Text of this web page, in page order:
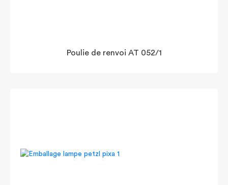
Poulie de renvoi AT 052/1